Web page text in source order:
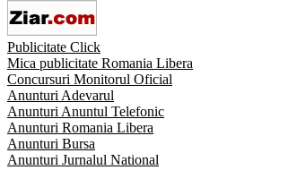
Publicitate Click
Mica publicitate Romania Libera
Concursuri Monitorul Oficial
Anunturi Adevarul
Anunturi Anuntul Telefonic
Anunturi Romania Libera
Anunturi Bursa
Anunturi Jurnalul National